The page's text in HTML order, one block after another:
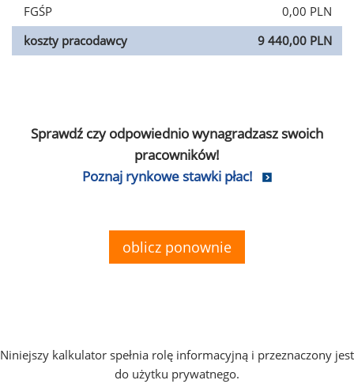
FGŚP
0,00 PLN
koszty pracodawcy
9 440,00 PLN
Sprawdź czy odpowiednio wynagradzasz swoich
pracowników!
Poznaj rynkowe stawki płac!
oblicz ponownie
Niniejszy kalkulator spełnia rolę informacyjną i przeznaczony jest
do użytku prywatnego.